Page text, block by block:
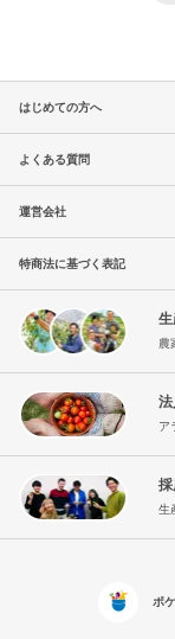
はじめての方へ
よくある質問
運営会社
特商法に基づく表記
農
ア
採
生
ポ